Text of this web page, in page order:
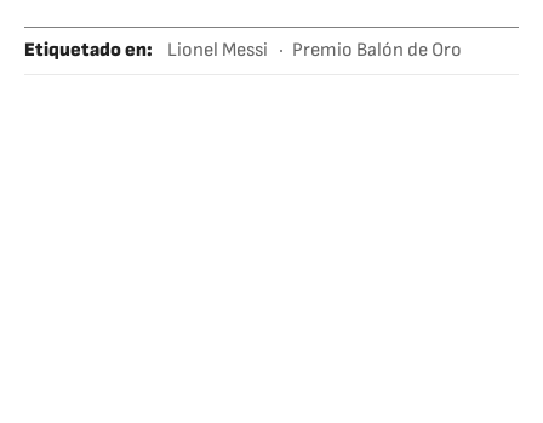
Etiquetado en: Lionel Messi Premio Balón de Oro